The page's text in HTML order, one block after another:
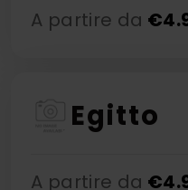
A partire da €
Egitto
A partire da €